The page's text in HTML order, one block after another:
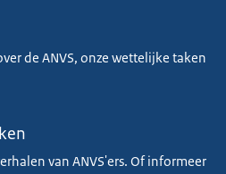
de ANVS, onze wettelijke taken
van ANVS'ers. Of informeer